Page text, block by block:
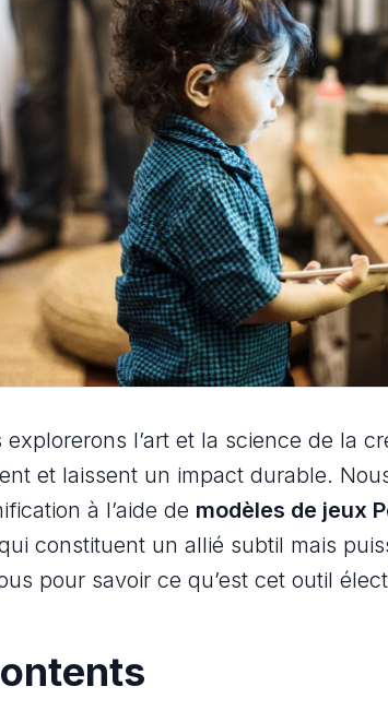
l’art et la science de la
et laissent un impact durable.
à l’aide de modèles de jeux
constituent un allié subtil mais
pour savoir ce qu’est cet outil